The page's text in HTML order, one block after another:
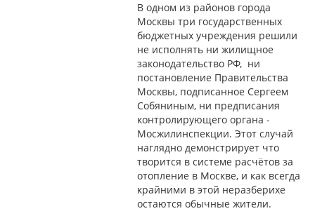
В одном из районов города
Москвы три государственных
бюджетных учреждения решили
не исполнять ни жилищное
законодательство РФ, ни
постановление Правительства
Москвы, подписанное Сергеем
Собяниным, ни предписания
контролирующего органа -
Мосжилинспекции. Этот случай
наглядно демонстрирует что
творится в системе расчётов за
отопление в Москве, и как всегда
крайними в этой неразберихе
остаются обычные жители.